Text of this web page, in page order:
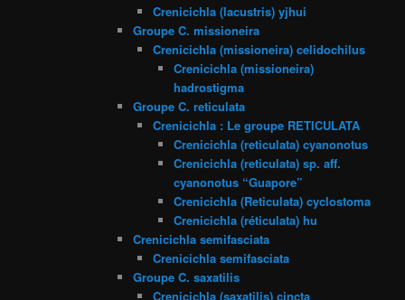
Crenicichla (lacustris) yjhui
Groupe C. missioneira
Crenicichla (missioneira) celidochilus
Crenicichla (missioneira)
hadrostigma
Groupe C. reticulata
Crenicichla : Le groupe RETICULATA
Crenicichla (reticulata) cyanonotus
Crenicichla (reticulata) sp. aff.
cyanonotus “Guapore”
Crenicichla (Reticulata) cyclostoma
Crenicichla (réticulata) hu
Crenicichla semifasciata
Crenicichla semifasciata
Groupe C. saxatilis
Crenicichla (saxatilis) cincta